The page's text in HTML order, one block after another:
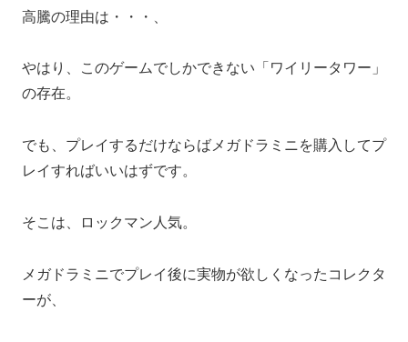
高騰の理由は・・・、
やはり、このゲームでしかできない「ワイリータワー」
の存在。
でも、プレイするだけならばメガドラミニを購入してプ
レイすればいいはずです。
そこは、ロックマン人気。
メガドラミニでプレイ後に実物が欲しくなったコレクタ
ーが、